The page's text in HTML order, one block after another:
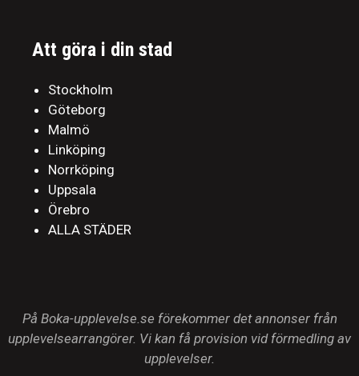
Att göra i din stad
Stockholm
Göteborg
Malmö
Linköping
Norrköping
Uppsala
Örebro
ALLA STÄDER
På Boka-upplevelse.se förekommer det annonser från
upplevelsearrangörer. Vi kan få provision vid förmedling av
upplevelser.